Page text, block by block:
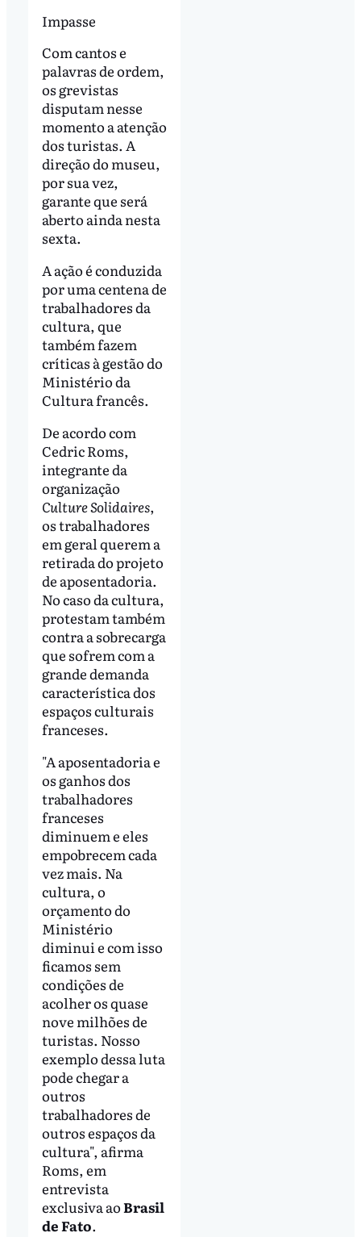
Impasse
Com cantos e
palavras de ordem,
os grevistas
disputam nesse
momento a atenção
dos turistas. A
direção do museu,
por sua vez,
garante que será
aberto ainda nesta
sexta.
A ação é conduzida
por uma centena de
trabalhadores da
cultura, que
também fazem
críticas à gestão do
Ministério da
Cultura francês.
De acordo com
Cedric Roms,
integrante da
organização
Culture Solidaires,
os trabalhadores
em geral querem a
retirada do projeto
de aposentadoria.
No caso da cultura,
protestam também
contra a sobrecarga
que sofrem com a
grande demanda
característica dos
espaços culturais
franceses.
"A aposentadoria e
os ganhos dos
trabalhadores
franceses
diminuem e eles
empobrecem cada
vez mais. Na
cultura, o
orçamento do
Ministério
diminui e com isso
ficamos sem
condições de
acolher os quase
nove milhões de
turistas. Nosso
exemplo dessa luta
pode chegar a
outros
trabalhadores de
outros espaços da
cultura", afirma
Roms, em
entrevista
exclusiva aoBrasil
de Fato.